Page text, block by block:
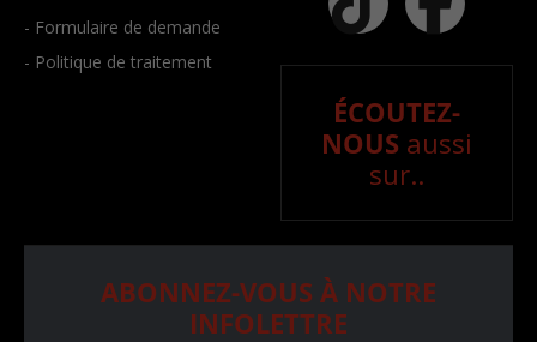
- Formulaire de demande
- Politique de traitement
ÉCOUTEZ-
NOUS aussi
sur..
ABONNEZ-VOUS À NOTRE
INFOLETTRE